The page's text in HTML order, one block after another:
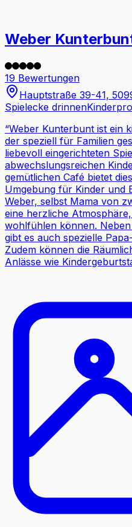
Weber
19 Bewertungen
Hauptstraße 39-41,
Spielecke drinnen
“Weber Kunterbunt ist ein
der speziell für Familien
liebevoll eingerichteten
abwechslungsreichen
gemütlichen Café bietet
Umgebung für Kinder und
Weber, selbst Mama von
eine herzliche
wohlfühlen können.
gibt es auch spezielle
Zudem können die
Anlässe wie